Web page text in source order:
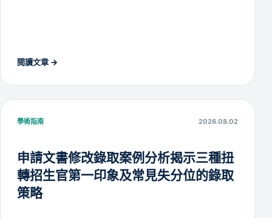
閱讀文章 →
學術指南 2026.08.02
申請文書修改錄取案例分析揭示三種扭
轉招生官第一印象及常見失分位的錄取
策略